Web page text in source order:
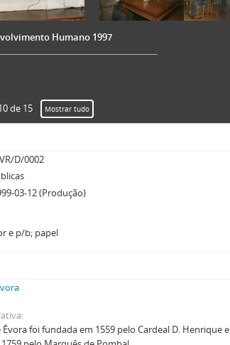
Humano 1997
de 15 Mostrar tudo
D/0002
03-12 (Produção)
e p/b; papel
foi fundada em 1559 pelo Cardeal D. Henrique e